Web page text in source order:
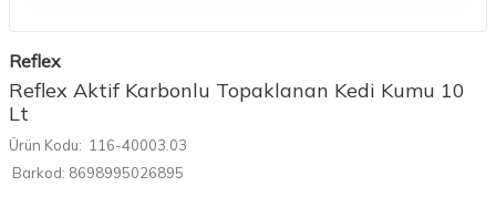
Reflex
Reflex Aktif Karbonlu Topaklanan Kedi Kumu 10
Lt
Ürün Kodu: 116-40003.03
Barkod: 8698995026895